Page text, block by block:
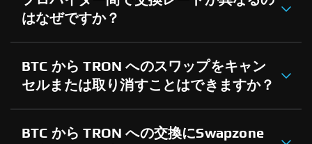
はなぜですか？
BTC から TRON へのスワップをキャン
セルまたは取り消すことはできますか？
BTC から TRON への交換にSwapzone